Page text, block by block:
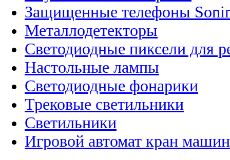
Защищенные телефоны
Металлодетекторы
Светодиодные пиксели для
Настольные лампы
Светодиодные фонарики
Трековые светильники
Светильники
Игровой автомат кран